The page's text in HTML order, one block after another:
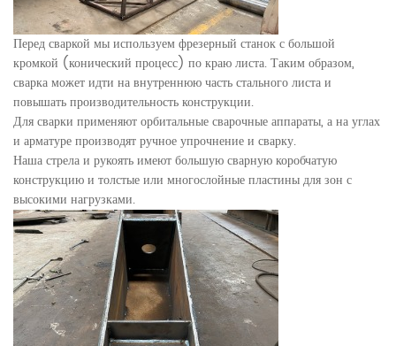
Перед сваркой мы используем фрезерный станок с большой
кромкой (конический процесс) по краю листа. Таким образом,
сварка может идти на внутреннюю часть стального листа и
повышать производительность конструкции.
Для сварки применяют орбитальные сварочные аппараты, а на углах
и арматуре производят ручное упрочнение и сварку.
Наша стрела и рукоять имеют большую сварную коробчатую
конструкцию и толстые или многослойные пластины для зон с
высокими нагрузками.